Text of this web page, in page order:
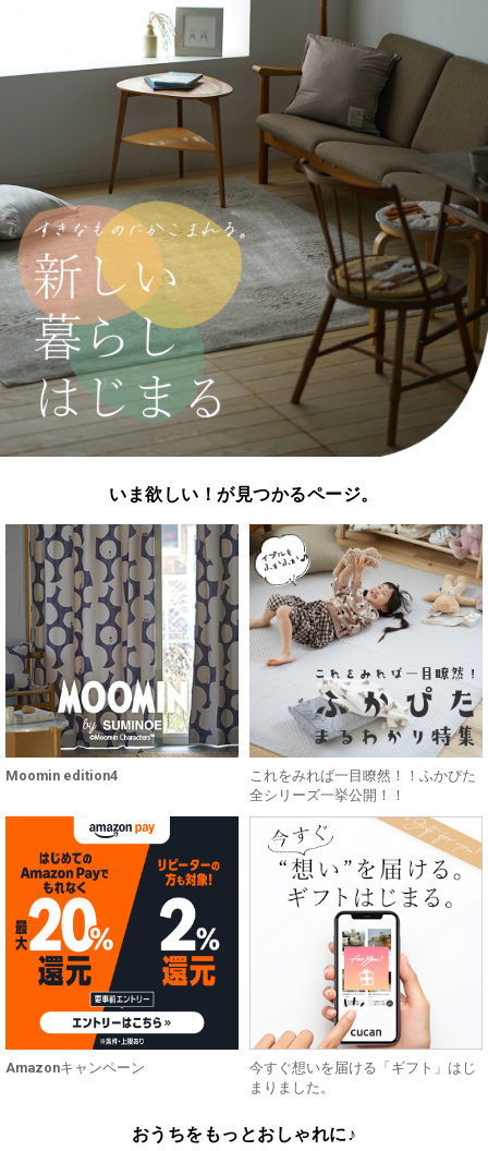
いま欲しい！が見つかるページ。
Moomin edition4
これをみれば一目瞭然！！ふかぴた
全シリーズ一挙公開！！
Amazonキャンペーン
今すぐ想いを届ける「ギフト」はじ
まりました。
おうちをもっとおしゃれに♪